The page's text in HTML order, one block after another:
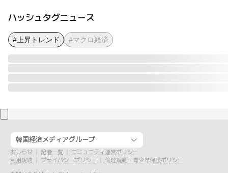
ハッシュタグニュース
#上昇トレンド #マクロ経済
韓国経済メディアグループ
おしらせ 記者一覧
コミュニティ運営ポリシー
利用規約
プライバシーポリシー
倫理規範・青少年保護ポリシー